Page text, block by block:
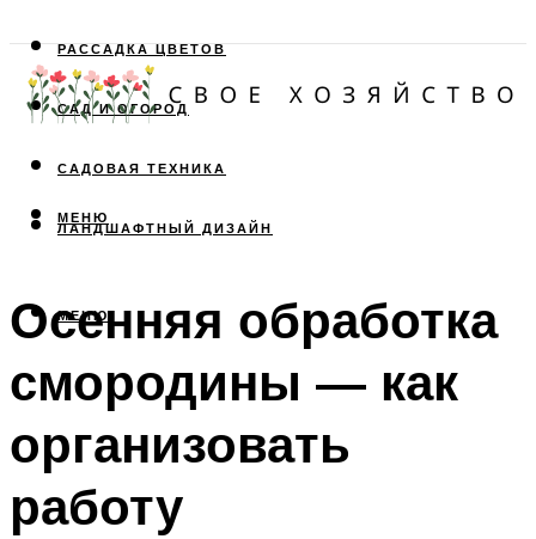
РАССАДКА ЦВЕТОВ
САД И ОГОРОД
САДОВАЯ ТЕХНИКА
ЛАНДШАФТНЫЙ ДИЗАЙН
МЕНЮ
МЕНЮ
Осенняя обработка
смородины — как
организовать
работу